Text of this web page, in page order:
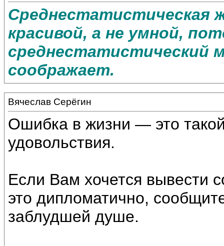
Среднестатистическая
красивой, а не умной,
среднестатистический
соображает.
Вячеслав Серёгин
Ошибка в жизни — это
удовольствия.
Если Вам хочется вывести
это дипломатично,
заблудшей душе.